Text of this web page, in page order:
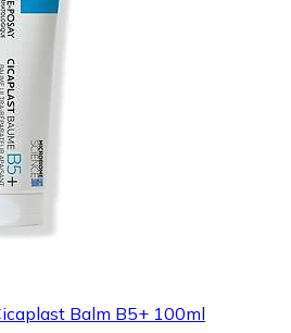
Balm B5+ 100ml